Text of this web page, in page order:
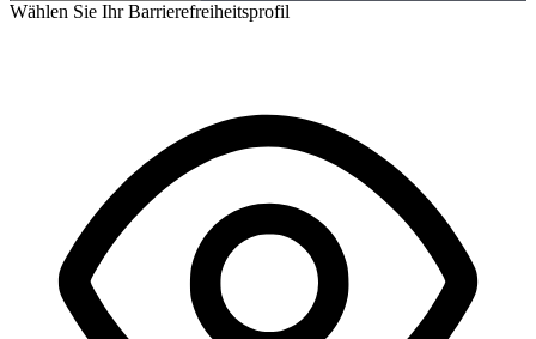
Wählen Sie Ihr Barrierefreiheitsprofil